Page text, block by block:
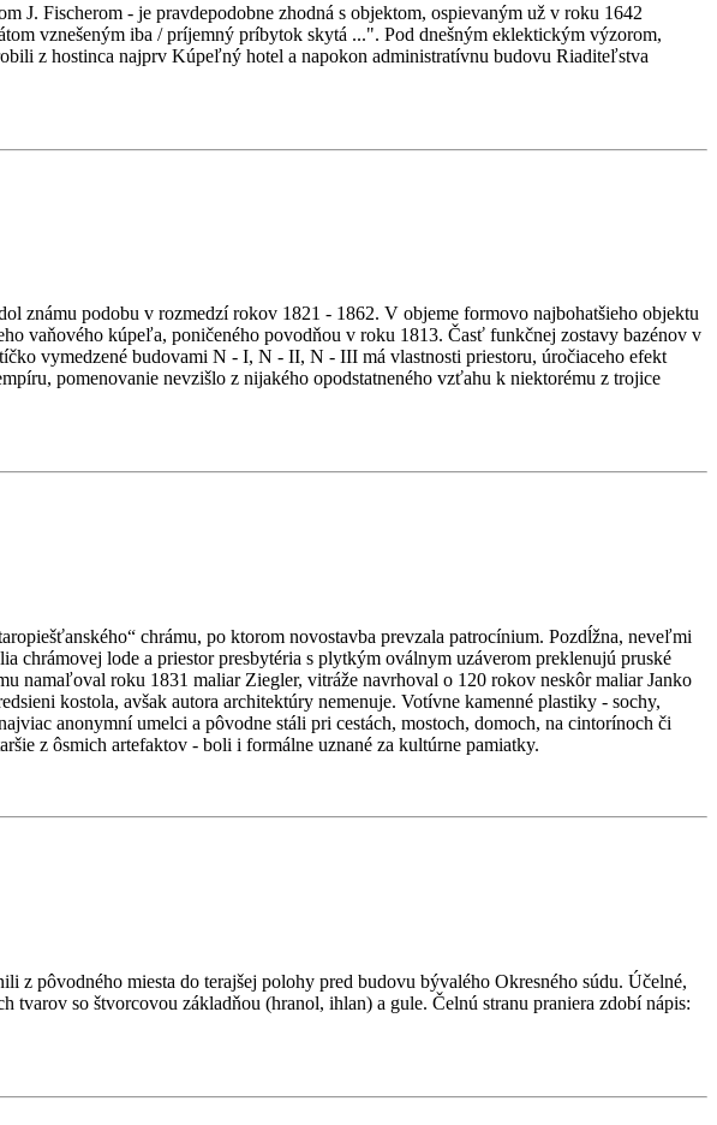
J. Fischerom - je pravdepodobne zhodná s objektom, ospievaným už v roku 1642
vznešeným iba / príjemný príbytok skytá ...". Pod dnešným eklektickým výzorom,
z hostinca najprv Kúpeľný hotel a napokon administratívnu budovu Riaditeľstva
známu podobu v rozmedzí rokov 1821 - 1862. V objeme formovo najbohatšieho objektu
vaňového kúpeľa, poničeného povodňou v roku 1813. Časť funkčnej zostavy bazénov v
vymedzené budovami N - I, N - II, N - III má vlastnosti priestoru, úročiaceho efekt
pomenovanie nevzišlo z nijakého opodstatneného vzťahu k niektorému z trojice
chrámu, po ktorom novostavba prevzala patrocínium. Pozdĺžna, neveľmi
chrámovej lode a priestor presbytéria s plytkým oválnym uzáverom preklenujú pruské
namaľoval roku 1831 maliar Ziegler, vitráže navrhoval o 120 rokov neskôr maliar Janko
kostola, avšak autora architektúry nemenuje. Votívne kamenné plastiky - sochy,
anonymní umelci a pôvodne stáli pri cestách, mostoch, domoch, na cintorínoch či
z ôsmich artefaktov - boli i formálne uznané za kultúrne pamiatky.
pôvodného miesta do terajšej polohy pred budovu bývalého Okresného súdu. Účelné,
so štvorcovou základňou (hranol, ihlan) a gule. Čelnú stranu praniera zdobí nápis: